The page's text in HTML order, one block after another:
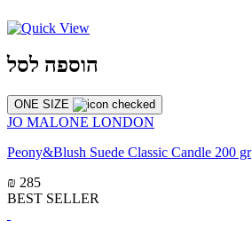
הוספה לסל
ONE SIZE
JO MALONE LONDON
Peony&Blush Suede Classic Candle 200 gr
₪ 285
BEST SELLER